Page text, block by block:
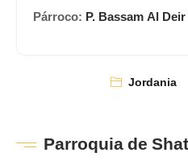
Jordania
Parroquia de
Párroco:P. Bassam Al Deir